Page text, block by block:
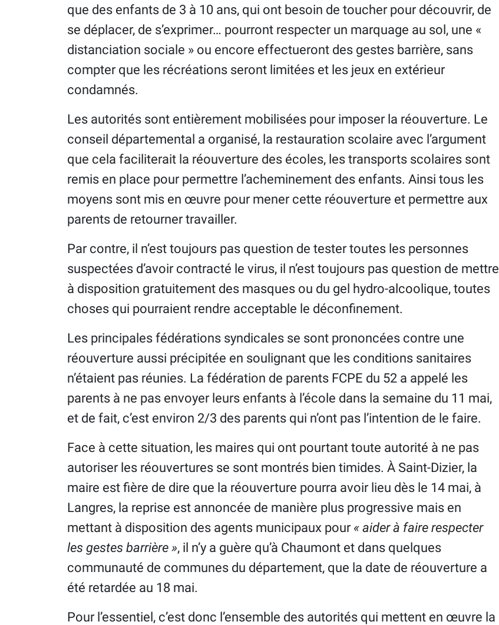
que des enfants de 3 à 10 ans, qui ont besoin de toucher pour découvrir, de
se déplacer, de s’exprimer… pourront respecter un marquage au sol, une «
distanciation sociale » ou encore effectueront des gestes barrière, sans
compter que les récréations seront limitées et les jeux en extérieur
condamnés.
Les autorités sont entièrement mobilisées pour imposer la réouverture. Le
conseil départemental a organisé, la restauration scolaire avec l’argument
que cela faciliterait la réouverture des écoles, les transports scolaires sont
remis en place pour permettre l’acheminement des enfants. Ainsi tous les
moyens sont mis en œuvre pour mener cette réouverture et permettre aux
parents de retourner travailler.
Par contre, il n’est toujours pas question de tester toutes les personnes
suspectées d’avoir contracté le virus, il n’est toujours pas question de mettre
à disposition gratuitement des masques ou du gel hydro-alcoolique, toutes
choses qui pourraient rendre acceptable le déconfinement.
Les principales fédérations syndicales se sont prononcées contre une
réouverture aussi précipitée en soulignant que les conditions sanitaires
n’étaient pas réunies. La fédération de parents FCPE du 52 a appelé les
parents à ne pas envoyer leurs enfants à l’école dans la semaine du 11 mai,
et de fait, c’est environ 2/3 des parents qui n’ont pas l’intention de le faire.
Face à cette situation, les maires qui ont pourtant toute autorité à ne pas
autoriser les réouvertures se sont montrés bien timides. À Saint-Dizier, la
maire est fière de dire que la réouverture pourra avoir lieu dès le 14 mai, à
Langres, la reprise est annoncée de manière plus progressive mais en
mettant à disposition des agents municipaux pour « aider à faire respecter
les gestes barrière », il n’y a guère qu’à Chaumont et dans quelques
communauté de communes du département, que la date de réouverture a
été retardée au 18 mai.
Pour l’essentiel, c’est donc l’ensemble des autorités qui mettent en œuvre la